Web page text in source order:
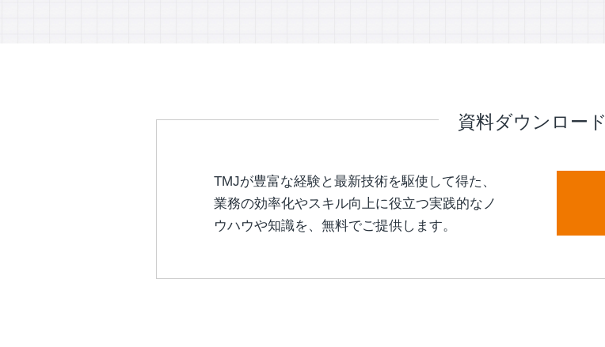
資料ダウンロード
TMJが豊富な経験と最新技術を駆使して得た、
業務の効率化やスキル向上に役立つ実践的なノ
ウハウや知識を、無料でご提供します。